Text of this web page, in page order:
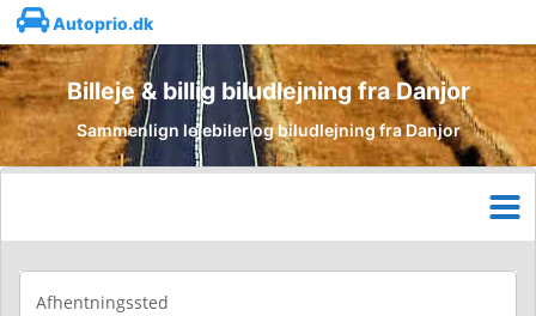
Autoprio.dk
Billeje & billig biludlejning fra Danjor
Sammenlign lejebiler og biludlejning fra Danjor
Afhentningssted